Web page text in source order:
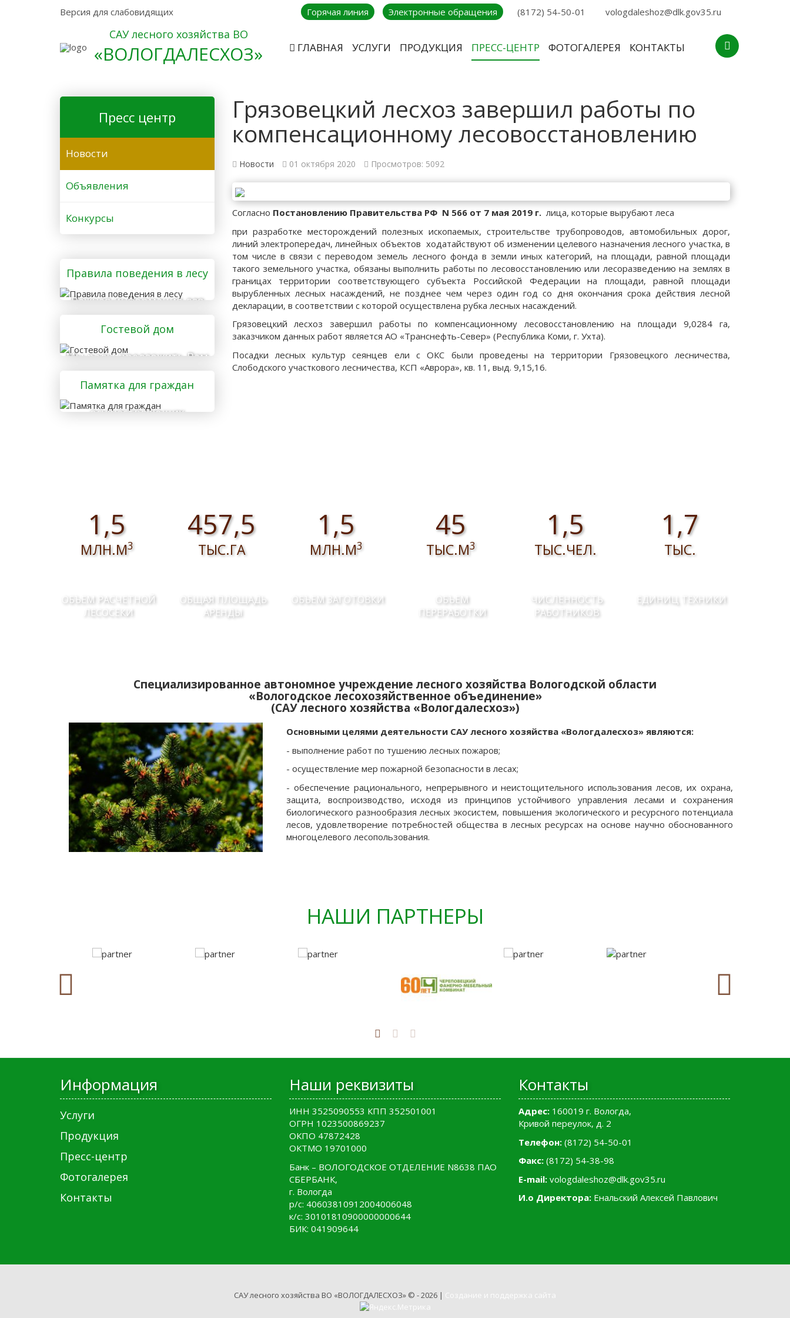
Версия для слабовидящих Горячая линия Электронные обращения (8172) 54-50-01 vologdaleshoz@dlk.gov35.ru
САУ лесного хозяйства ВО
«ВОЛОГДАЛЕСХОЗ» ГЛАВНАЯ УСЛУГИ ПРОДУКЦИЯ ПРЕСС-ЦЕНТР ФОТОГАЛЕРЕЯ КОНТАКТЫ
Грязовецкий лесхоз завершил работы по
компенсационному лесовосстановлению
Новости 01 октября 2020 Просмотров: 5092
Согласно Постановлению Правительства РФ N 566 от 7 мая 2019 г.лица, которые вырубают леса
при разработке месторождений полезных ископаемых, строительстве трубопроводов, автомобильных дорог,
линий электропередач, линейных объектов ходатайствуют об изменении целевого назначения лесного участка, в
том числе в связи с переводом земель лесного фонда в земли иных категорий, на площади, равной площади
такого земельного участка, обязаны выполнить работы по лесовосстановлению или лесоразведению на землях в
границах территории соответствующего субъекта Российской Федерации на площади, равной площади
вырубленных лесных насаждений, не позднее чем через один год со дня окончания срока действия лесной
декларации, в соответствии с которой осуществлена рубка лесных насаждений.
Грязовецкий лесхоз завершил работы по компенсационному лесовосстановлению на площади 9,0284 га,
заказчиком данных работ является АО «Транснефть-Север» (Республика Коми, г. Ухта).
Посадки лесных культур сеянцев ели с ОКС были проведены на территории Грязовецкого лесничества,
Слободского участкового лесничества, КСП «Аврора», кв. 11, выд. 9,15,16.
Пресс центр
Новости
Объявления
Конкурсы
Правила поведения в лесу
Важная информация для
тех, кто отправляется в
лес
Гостевой дом
Мы рады предложить Вам
услуги гостевого дома
Памятка для граждан
осуществляющих
1,5
МЛН.М3
ОБЪЕМ РАСЧЕТНОЙ
ЛЕСОСЕКИ
457,5
ТЫС.ГА
ОБЩАЯ ПЛОЩАДЬ
АРЕНДЫ
1,5
МЛН.М3
ОБЪЕМ ЗАГОТОВКИ
45
ТЫС.М3
ОБЪЕМ
ПЕРЕРАБОТКИ
1,5
ТЫС.ЧЕЛ.
ЧИСЛЕННОСТЬ
РАБОТНИКОВ
1,7
ТЫС.
ЕДИНИЦ ТЕХНИКИ
Специализированное автономное учреждение лесного хозяйства Вологодской области
«Вологодское лесохозяйственное объединение»
(САУ лесного хозяйства «Вологдалесхоз»)
Основными целями деятельности САУ лесного хозяйства «Вологдалесхоз» являются:
- выполнение работ по тушению лесных пожаров;
- осуществление мер пожарной безопасности в лесах;
- обеспечение рационального, непрерывного и неистощительного использования лесов, их охрана,
защита, воспроизводство, исходя из принципов устойчивого управления лесами и сохранения
биологического разнообразия лесных экосистем, повышения экологического и ресурсного потенциала
лесов, удовлетворение потребностей общества в лесных ресурсах на основе научно обоснованного
многоцелевого лесопользования.
НАШИ ПАРТНЕРЫ
Информация
Услуги
Продукция
Пресс-центр
Фотогалерея
Контакты
Наши реквизиты
ИНН 3525090553 КПП 352501001
ОГРН 1023500869237
ОКПО 47872428
ОКТМО 19701000
Банк – ВОЛОГОДСКОЕ ОТДЕЛЕНИЕ N8638 ПАО
СБЕРБАНК,
г. Вологда
р/с: 40603810912004006048
к/с: 30101810900000000644
БИК: 041909644
Контакты
Адрес: 160019 г. Вологда,
Кривой переулок, д. 2
Телефон: (8172) 54-50-01
Факс: (8172) 54-38-98
E-mail: vologdaleshoz@dlk.gov35.ru
И.о Директора: Енальский Алексей Павлович
САУ лесного хозяйства ВО «ВОЛОГДАЛЕСХОЗ» © - 2026 | Создание и поддержка сайта